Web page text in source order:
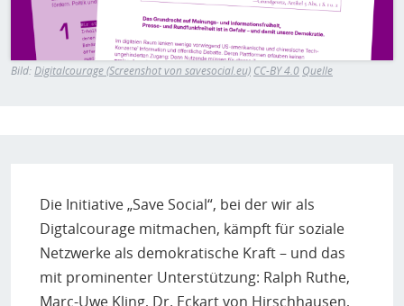
Bild:Digitalcourage (Screenshot von savesocial.eu) CC-BY 4.0 Quelle
Die Initiative „Save Social“, bei der wir als
Digtalcourage mitmachen, kämpft für soziale
Netzwerke als demokratische Kraft – und das
mit prominenter Unterstützung: Ralph Ruthe,
Marc-Uwe Kling, Dr. Eckart von Hirschhausen,